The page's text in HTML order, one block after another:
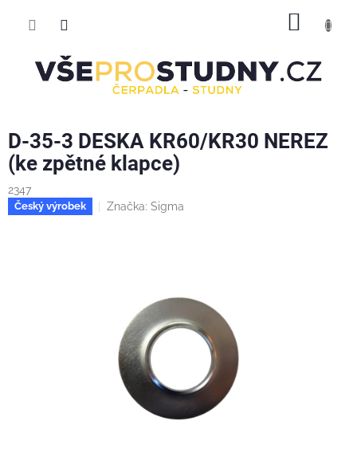
D-35-3 DESKA KR60/KR30 NEREZ
(ke zpětné klapce)
2347
Český výrobek Značka: Sigma